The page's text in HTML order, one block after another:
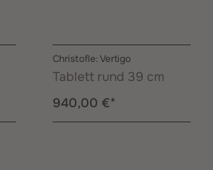
Christofle: Vertigo
Tablett rund 39 cm
940,00 €*